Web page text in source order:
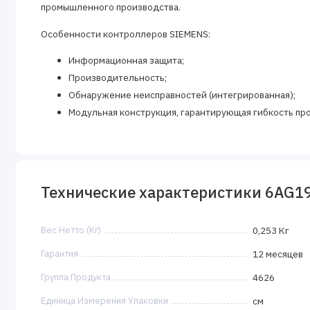
промышленного производства.
Особенности контроллеров SIEMENS:
Информационная защита;
Производительность;
Обнаружение неисправностей (интегрированная);
Модульная конструкция, гарантирующая гибкость
Технические характеристики
Вес Нетто (Кг) 0,253 Кг
Гарантия 12 месяцев
Группа Продукта 4626
Единица Измерения Упаковки см